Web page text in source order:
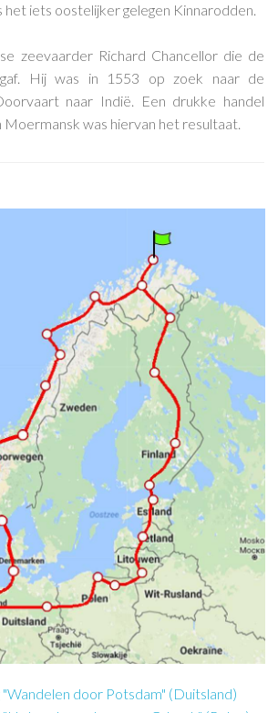
het iets oostelijker gelegen Kinnarodden.
zeevaarder Richard Chancellor die de
Hij was in 1553 op zoek naar de
naar Indië. Een drukke handel
Moermansk was hiervan het resultaat.
"Wandelen door Potsdam" (Duitsland)